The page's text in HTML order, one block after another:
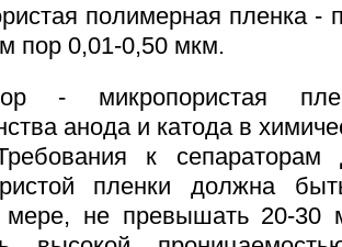
полимерная пленка -
пор 0,01-0,50 мкм.
- микропористая
анода и катода в
к
пленки должна
мере, не превышать 20-30